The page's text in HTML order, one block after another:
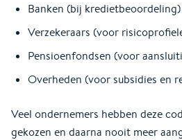
Banken (bij kredietbeoordeling)
Verzekeraars (voor
Pensioenfondsen (voor
Overheden (voor subsidies en
Veel ondernemers hebben deze
gekozen en daarna nooit meer